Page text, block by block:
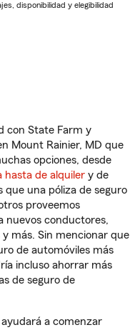
disponibilidad y elegibilidad
con State Farm y
Mount Rainier, MD que
opciones, desde
hasta de alquiler y de
que una póliza de seguro
proveemos
nuevos conductores,
y más. Sin mencionar que
de automóviles más
incluso ahorrar más
de seguro de
a comenzar